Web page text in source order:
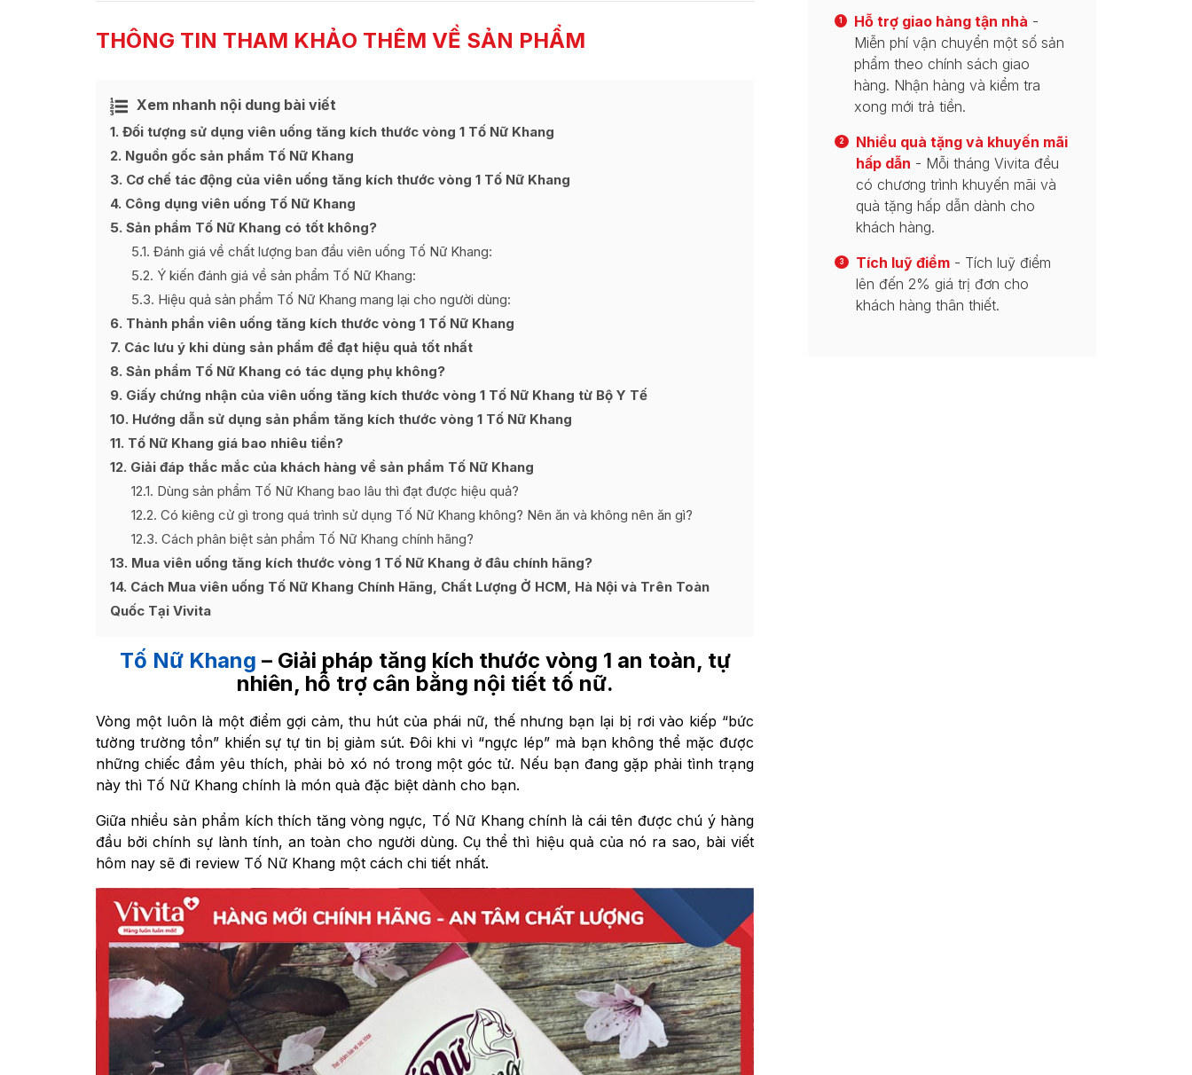
THÔNG TIN THAM KHẢO THÊM VỀ SẢN PHẨM
Xem nhanh nội dung bài viết
1 Đối tượng sử dụng viên uống tăng kích thước vòng 1 Tố Nữ Khang
2 Nguồn gốc sản phẩm Tố Nữ Khang
3 Cơ chế tác động của viên uống tăng kích thước vòng 1 Tố Nữ Khang
4 Công dụng viên uống Tố Nữ Khang
5 Sản phẩm Tố Nữ Khang có tốt không?
5.1 Đánh giá về chất lượng ban đầu viên uống Tố Nữ Khang:
5.2 Ý kiến đánh giá về sản phẩm Tố Nữ Khang:
5.3 Hiệu quả sản phẩm Tố Nữ Khang mang lại cho người dùng:
6 Thành phần viên uống tăng kích thước vòng 1 Tố Nữ Khang
7 Các lưu ý khi dùng sản phẩm để đạt hiệu quả tốt nhất
8 Sản phẩm Tố Nữ Khang có tác dụng phụ không?
9 Giấy chứng nhận của viên uống tăng kích thước vòng 1 Tố Nữ Khang từ Bộ Y Tế
10 Hướng dẫn sử dụng sản phẩm tăng kích thước vòng 1 Tố Nữ Khang
11 Tố Nữ Khang giá bao nhiêu tiền?
12 Giải đáp thắc mắc của khách hàng về sản phẩm Tố Nữ Khang
12.1 Dùng sản phẩm Tố Nữ Khang bao lâu thì đạt được hiệu quả?
12.2 Có kiêng cử gì trong quá trình sử dụng Tố Nữ Khang không? Nên ăn và không nên ăn gì?
12.3 Cách phân biệt sản phẩm Tố Nữ Khang chính hãng?
13 Mua viên uống tăng kích thước vòng 1 Tố Nữ Khang ở đâu chính hãng?
14 Cách Mua viên uống Tố Nữ Khang Chính Hãng, Chất Lượng Ở HCM, Hà Nội và Trên Toàn
Quốc Tại Vivita
Tố Nữ Khang – Giải pháp tăng kích thước vòng 1 an toàn, tự
nhiên, hỗ trợ cân bằng nội tiết tố nữ.
Vòng một luôn là một điểm gợi cảm, thu hút của phái nữ, thế nhưng bạn lại bị rơi vào kiếp “bức
tường trường tồn” khiến sự tự tin bị giảm sút. Đôi khi vì “ngực lép” mà bạn không thể mặc được
những chiếc đầm yêu thích, phải bỏ xó nó trong một góc tử. Nếu bạn đang gặp phải tình trạng
này thì Tố Nữ Khang chính là món quà đặc biệt dành cho bạn.
Giữa nhiều sản phẩm kích thích tăng vòng ngực, Tố Nữ Khang chính là cái tên được chú ý hàng
đầu bởi chính sự lành tính, an toàn cho người dùng. Cụ thể thì hiệu quả của nó ra sao, bài viết
hôm nay sẽ đi review Tố Nữ Khang một cách chi tiết nhất.
1 Hỗ trợ giao hàng tận nhà -
Miễn phí vận chuyển một số sản
phẩm theo chính sách giao
hàng. Nhận hàng và kiểm tra
xong mới trả tiền.
2
Nhiều quà tặng và khuyến mãi
hấp dẫn - Mỗi tháng Vivita đều
có chương trình khuyến mãi và
quà tặng hấp dẫn dành cho
khách hàng.
3 Tích luỹ điểm - Tích luỹ điểm
lên đến 2% giá trị đơn cho
khách hàng thân thiết.